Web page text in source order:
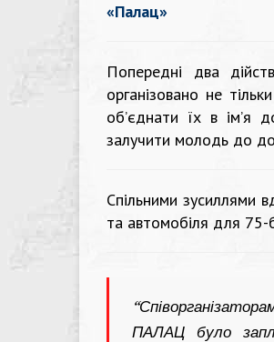
«Палац»
Попередні два
організовано не
об’єднати їх в ім’я
залучити молодь до
Спільними зусиллями
та автомобіля для 75-
ПАЛАЦ було